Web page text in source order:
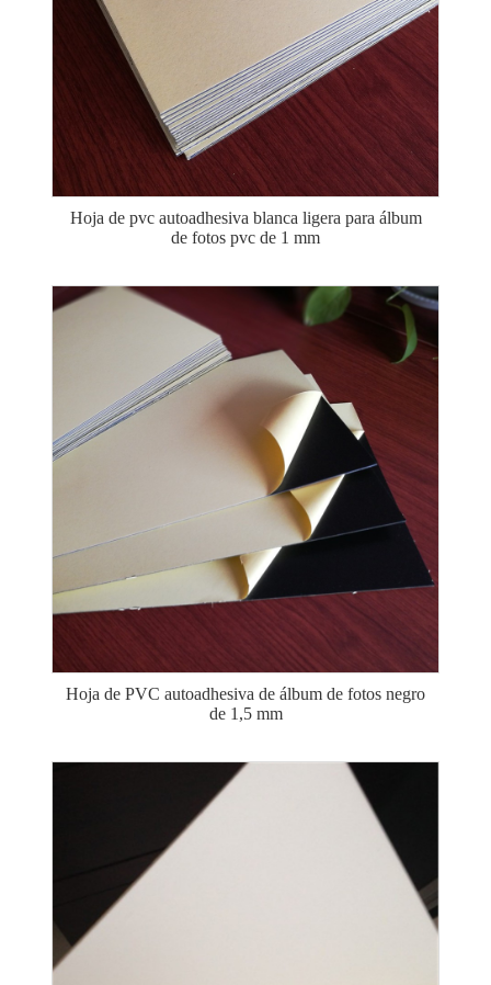
Hoja de pvc autoadhesiva blanca ligera para álbum
de fotos pvc de 1 mm
Hoja de PVC autoadhesiva de álbum de fotos negro
de 1,5 mm